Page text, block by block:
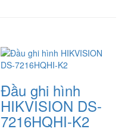
Đầu ghi hình
HIKVISION DS-
7216HQHI-K2